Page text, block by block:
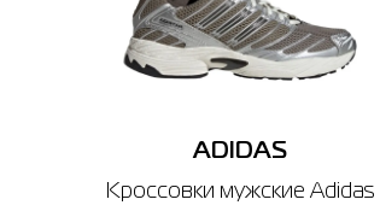
ADIDAS
Кроссовки мужские Adidas